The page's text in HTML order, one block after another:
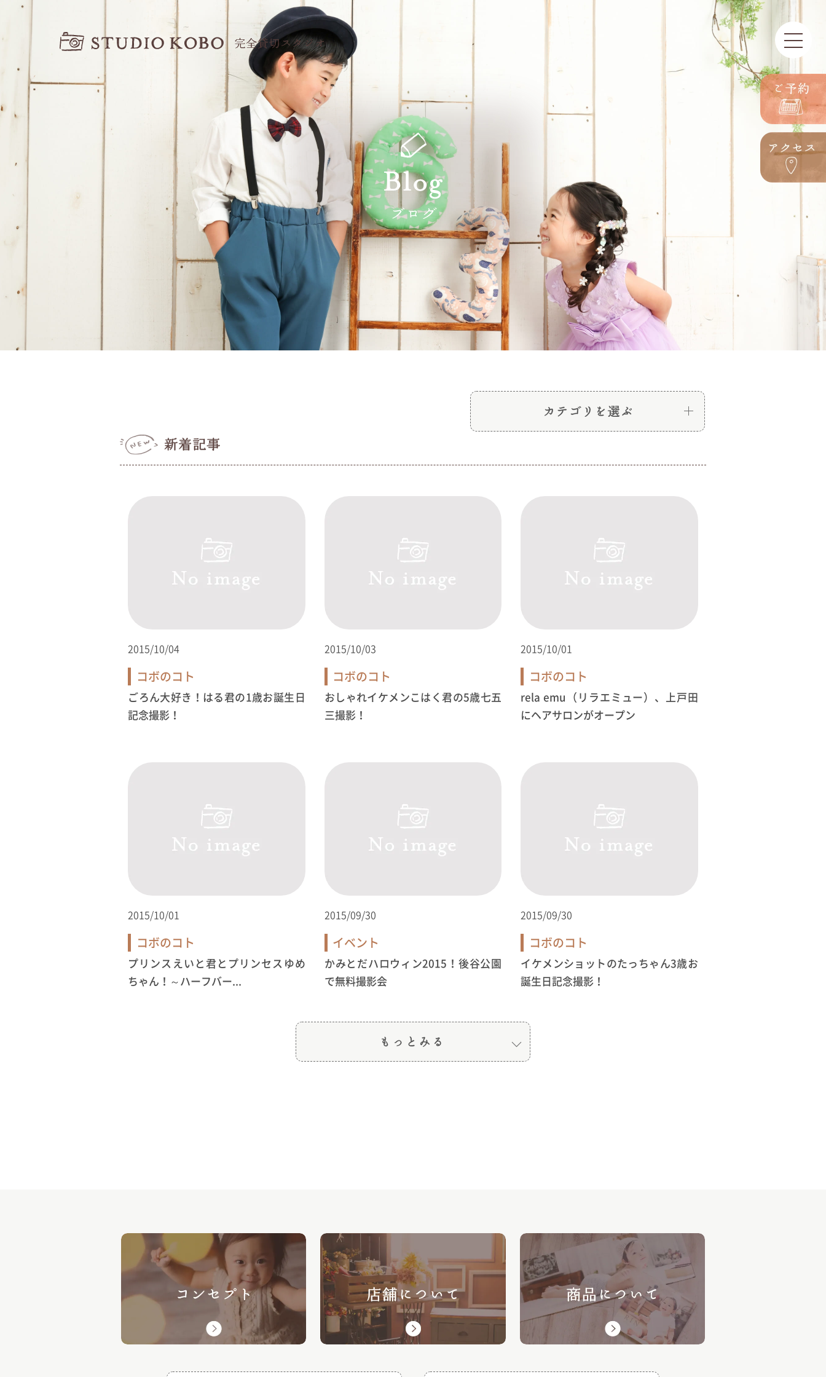
2015/10/04
コボのコト
ごろん大好き！はる君の1歳お誕生日
記念撮影！
2015/10/03
コボのコト
おしゃれイケメンこはく君の5歳七五
三撮影！
2015/10/01
コボのコト
rela emu（リラエミュー）、上戸田
にヘアサロンがオープン
2015/10/01
コボのコト
プリンスえいと君とプリンセスゆめ
ちゃん！～ハーフバー...
2015/09/30
イベント
かみとだハロウィン2015！後谷公園
で無料撮影会
2015/09/30
コボのコト
イケメンショットのたっちゃん3歳お
誕生日記念撮影！